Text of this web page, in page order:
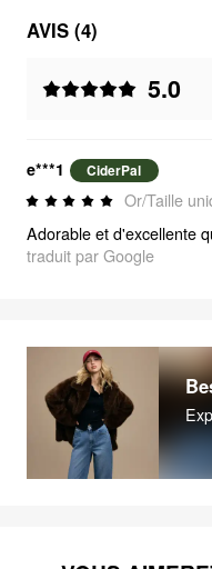
AVIS (4)
5.0
e***1 CiderPal
Or/Taille
traduit par Google